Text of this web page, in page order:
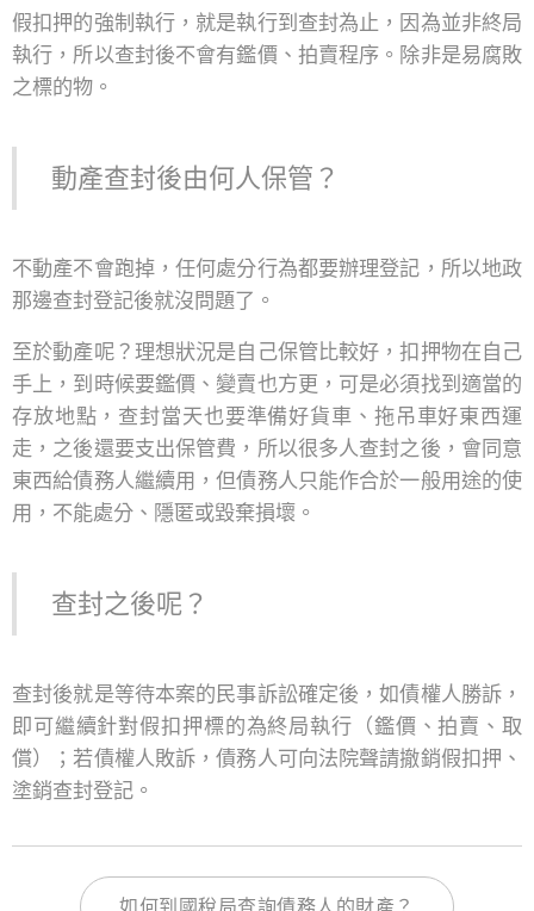
假扣押的強制執行，就是執行到查封為止，因為並非終局
執行，所以查封後不會有鑑價、拍賣程序。除非是易腐敗
之標的物。
動產查封後由何人保管？
不動產不會跑掉，任何處分行為都要辦理登記，所以地政
那邊查封登記後就沒問題了。
至於動產呢？理想狀況是自己保管比較好，扣押物在自己
手上，到時候要鑑價、變賣也方更，可是必須找到適當的
存放地點，查封當天也要準備好貨車、拖吊車好東西運
走，之後還要支出保管費，所以很多人查封之後，會同意
東西給債務人繼續用，但債務人只能作合於一般用途的使
用，不能處分、隱匿或毀棄損壞。
查封之後呢？
查封後就是等待本案的民事訴訟確定後，如債權人勝訴，
即可繼續針對假扣押標的為終局執行（鑑價、拍賣、取
償）；若債權人敗訴，債務人可向法院聲請撤銷假扣押、
塗銷查封登記。